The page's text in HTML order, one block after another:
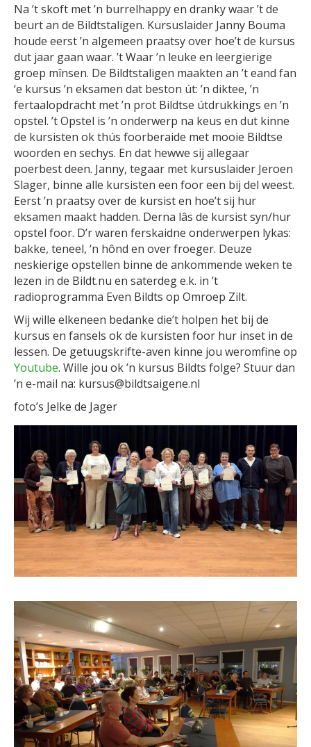
Na ’t skoft met ’n burrelhappy en dranky waar ’t de
beurt an de Bildtstaligen. Kursuslaider Janny Bouma
houde eerst ’n algemeen praatsy over hoe’t de kursus
dut jaar gaan waar. ’t Waar ’n leuke en leergierige
groep mînsen. De Bildtstaligen maakten an ’t eand fan
‘e kursus ’n eksamen dat beston út: ’n diktee, ’n
fertaalopdracht met ’n prot Bildtse útdrukkings en ’n
opstel. ’t Opstel is ’n onderwerp na keus en dut kinne
de kursisten ok thús foorberaide met mooie Bildtse
woorden en sechys. En dat hewwe sij allegaar
poerbest deen. Janny, tegaar met kursuslaider Jeroen
Slager, binne alle kursisten een foor een bij del weest.
Eerst ’n praatsy over de kursist en hoe’t sij hur
eksamen maakt hadden. Derna lâs de kursist syn/hur
opstel foor. D’r waren ferskaidne onderwerpen lykas:
bakke, teneel, ‘n hônd en over froeger. Deuze
neskierige opstellen binne de ankommende weken te
lezen in de Bildt.nu en saterdeg e.k. in ’t
radioprogramma Even Bildts op Omroep Zilt.
Wij wille elkeneen bedanke die’t holpen het bij de
kursus en fansels ok de kursisten foor hur inset in de
lessen. De getuugskrifte-aven kinne jou weromfine op
Youtube. Wille jou ok ’n kursus Bildts folge? Stuur dan
’n e-mail na: kursus@bildtsaigene.nl
foto’s Jelke de Jager